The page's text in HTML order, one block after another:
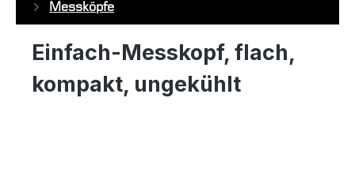
Messköpfe
Einfach-Messkopf, flach,
kompakt, ungekühlt